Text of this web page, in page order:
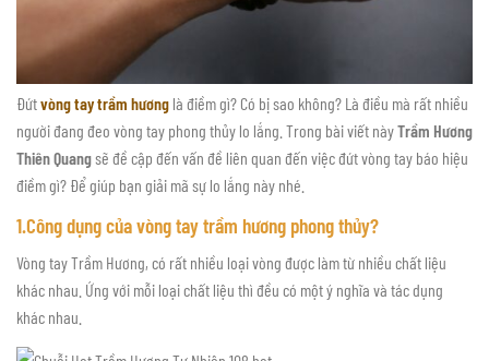
Đứtvòng tay trầm hương là điềm gì? Có bị sao không? Là điều mà rất nhiều
người đang đeo vòng tay phong thủy lo lắng. Trong bài viết nàyTrầm Hương
Thiên Quangsẽ đề cập đến vấn đề liên quan đến việc đứt vòng tay báo hiệu
điềm gì? Để giúp bạn giải mã sự lo lắng này nhé.
1.Công dụng của vòng tay trầm hương phong thủy?
Vòng tay Trầm Hương, có rất nhiều loại vòng được làm từ nhiều chất liệu
khác nhau. Ứng với mỗi loại chất liệu thì đều có một ý nghĩa và tác dụng
khác nhau.